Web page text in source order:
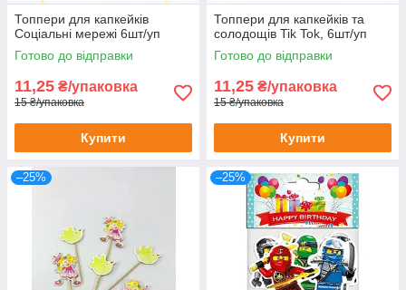
Топпери для капкейків
Соціальні мережі 6шт/уп
Готово до відправки
11,25 ₴/упаковка
15 ₴/упаковка
Купити
Топпери для капкейків та
солодощів Tik Tok, 6шт/уп
Готово до відправки
11,25 ₴/упаковка
15 ₴/упаковка
Купити
–25% –25%